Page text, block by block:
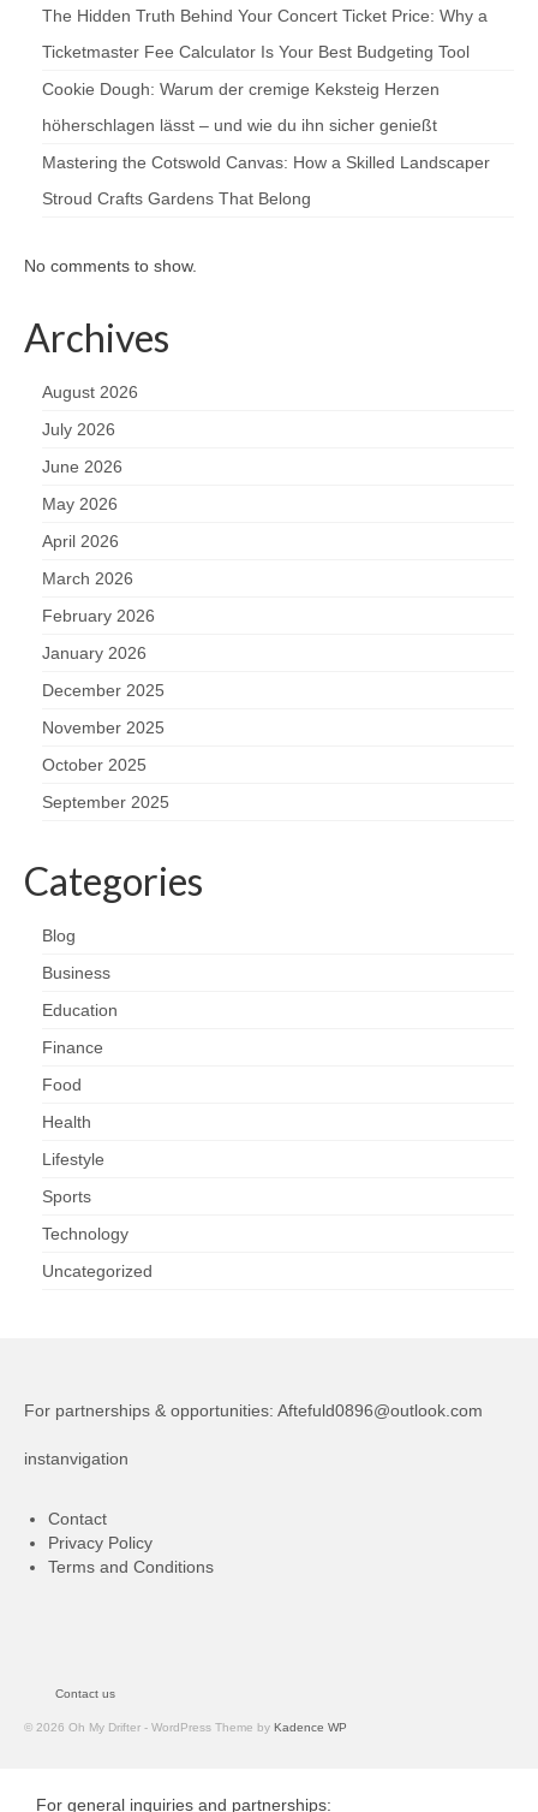
The Hidden Truth Behind Your Concert Ticket Price: Why a
Ticketmaster Fee Calculator Is Your Best Budgeting Tool
Cookie Dough: Warum der cremige Keksteig Herzen
höherschlagen lässt – und wie du ihn sicher genießt
Mastering the Cotswold Canvas: How a Skilled Landscaper
Stroud Crafts Gardens That Belong
No comments to show.
Archives
August 2026
July 2026
June 2026
May 2026
April 2026
March 2026
February 2026
January 2026
December 2025
November 2025
October 2025
September 2025
Categories
Blog
Business
Education
Finance
Food
Health
Lifestyle
Sports
Technology
Uncategorized
For partnerships & opportunities: Aftefuld0896@outlook.com
instanvigation
Contact
Privacy Policy
Terms and Conditions
Contact us
© 2026 Oh My Drifter - WordPress Theme by Kadence WP
For general inquiries and partnerships: